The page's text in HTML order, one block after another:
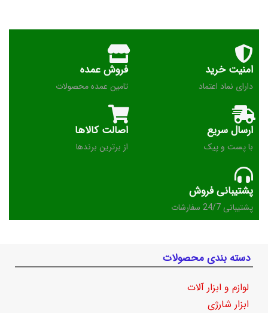
امنیت خرید
دارای نماد اعتماد
فروش عمده
تامین عمده محصولات
ارسال سریع
با پست و پیک
اصالت کالاها
از برترین برندها
پشتیبانی فروش
پشتیبانی 24/7 سفارشات
دسته بندی محصولات
لوازم و ابزار آلات
ابزار شارژی